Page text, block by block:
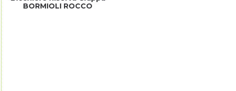
BORMIOLI ROCCO